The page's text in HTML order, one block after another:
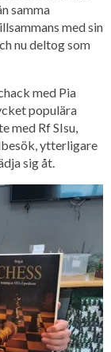
samma
med sin
nu deltog som
med Pia
populära
med Rf SIsu,
ytterligare
sig åt.